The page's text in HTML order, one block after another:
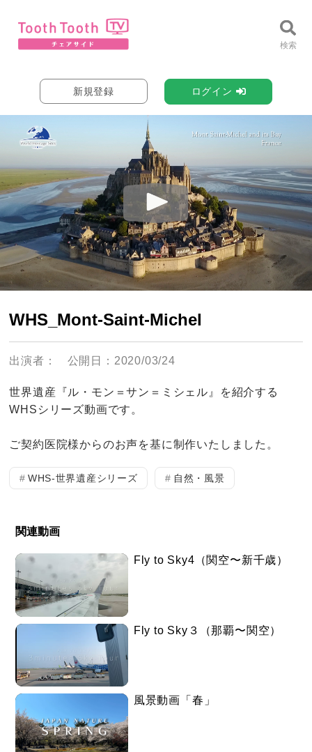
新規登録 ログイン
WHS_Mont-Saint-Michel
出演者： 公開日：2020/03/24
世界遺産『ル・モン＝サン＝ミシェル』を紹介する
WHSシリーズ動画です。
ご契約医院様からのお声を基に制作いたしました。
WHS-世界遺産シリーズ 自然・風景
関連動画
Fly to Sky4（関空〜新千歳）
Fly to Sky３（那覇〜関空）
風景動画「春」